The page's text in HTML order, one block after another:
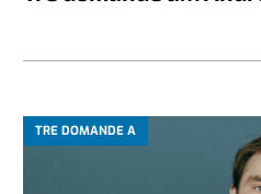
TRE DOMANDE A